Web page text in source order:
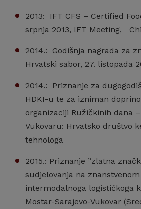
2013: IFT CFS – Certified
srpnja 2013, IFT Meeting,
2014.: Godišnja nagrada za
Hrvatski sabor, 27. listopada
2014.: Priznanje za
HDKI-u te za izniman
organizaciji Ružičkinih dana
Vukovaru: Hrvatsko društvo
tehnologa
2015.: Priznanje ”zlatna
sudjelovanja na
intermodalnoga logističkoga
Mostar-Sarajevo-Vukovar